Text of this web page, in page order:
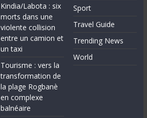
Kindia/Labota : six
morts dans une
violente collision
entre un camion et
un taxi
Tourisme : vers la
transformation de
la plage Rogbanè
en complexe
balnéaire
Sport
Travel Guide
Trending News
World